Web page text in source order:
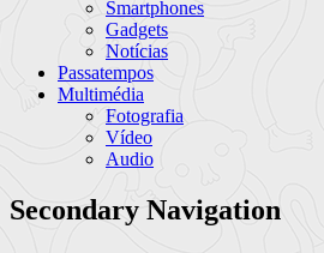
Smartphones
Gadgets
Notícias
Passatempos
Multimédia
Fotografia
Vídeo
Audio
Secondary Navigation